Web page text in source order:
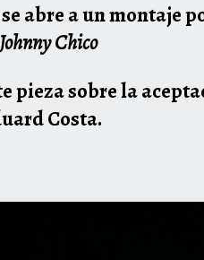
abre a un montaje
Johnny Chico
pieza sobre la
Costa.